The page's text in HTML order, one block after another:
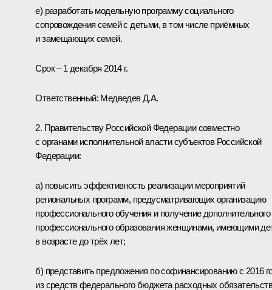
е) разработать модельную программу социального
сопровождения семей с детьми, в том числе приёмных
и замещающих семей.
Срок – 1 декабря 2014 г.
Ответственный: Медведев Д.А.
2. Правительству Российской Федерации совместно
с органами исполнительной власти субъектов Российской
Федерации:
а) повысить эффективность реализации мероприятий
региональных программ, предусматривающих организацию
профессионального обучения и получение дополнительного
профессионального образования женщинами, имеющими
в возрасте до трёх лет;
б) представить предложения по софинансированию с 2016
из средств федерального бюджета расходных обязательств